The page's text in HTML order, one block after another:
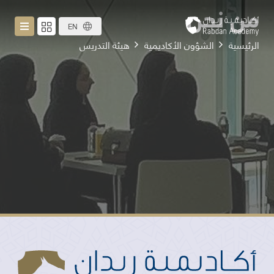
EN من نحن
الرئيسية الشؤون الأكاديمية هيئة التدريس